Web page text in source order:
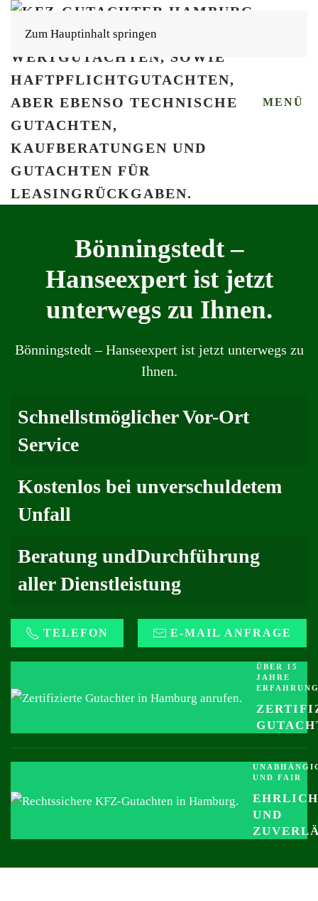
Zum Hauptinhalt springen
MENÜ
Bönningstedt –
Hanseexpert ist jetzt
unterwegs zu Ihnen.
Bönningstedt – Hanseexpert ist jetzt unterwegs zu
Ihnen.
Schnellstmöglicher Vor-Ort
Service
Kostenlos bei unverschuldetem
Unfall
Beratung undDurchführung
aller Dienstleistung
TELEFON E-MAIL ANFRAGE
ÜBER 15
JAHRE
UND FAIR
EHRLICH
UND